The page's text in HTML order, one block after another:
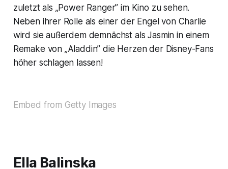
zuletzt als „Power Ranger” im Kino zu sehen.
Neben ihrer Rolle als einer der Engel von Charlie
wird sie außerdem demnächst als Jasmin in einem
Remake von „Aladdin” die Herzen der Disney-Fans
höher schlagen lassen!
Embed from Getty Images
Ella Balinska